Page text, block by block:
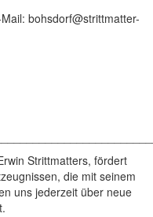
bohsdorf@strittmatter-
Strittmatters, fördert
die mit seinem
uns jederzeit über neue